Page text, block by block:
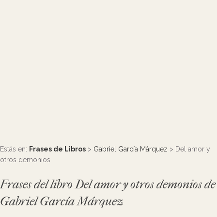
Estás en: Frases de Libros > Gabriel García Márquez > Del amor y
otros demonios
Frases del libro Del amor y otros demonios de
Gabriel García Márquez